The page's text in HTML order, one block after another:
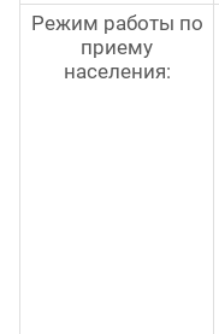
Режим работы по
приему
населения: